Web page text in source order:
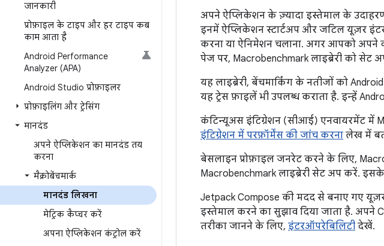
जानकारी
प्रोफ़ाइल के टाइप और हर टाइप कब
काम आता है
Android Performance
Analyzer (APA)
Android Studio प्रोफ़ाइलर
प्रोफ़ाइलिंग और ट्रेसिंग
मानदंड
अपने ऐप्लिकेशन का मानदंड तय
करना
मैक्रोबेंचमार्क
मानदंड लिखना
मेट्रिक कैप्चर करें
अपना ऐप्लिकेशन कंट्रोल करें
अपने ऐप्लिकेशन के ज़्यादा इस्तेमाल के
इनमें ऐप्लिकेशन स्टार्टअप और जटिल यूज़र
करना या ऐनिमेशन चलाना. अगर आपको अपने
पेज पर, Macrobenchmark लाइब्रेरी को सेट
यह लाइब्रेरी, बेंचमार्किंग के नतीजों को
यह ट्रेस फ़ाइलें भी उपलब्ध कराता है. इन्हें
कंटिन्यूअस इंटिग्रेशन (सीआई) एनवायरमेंट में
इंटिग्रेशन में परफ़ॉर्मेंस की जांच करना लेख में
बेसलाइन प्रोफ़ाइल जनरेट करने के लिए,
Macrobenchmark लाइब्रेरी सेट अप करें.
Jetpack Compose की मदद से बनाए गए
इस्तेमाल करने का सुझाव दिया जाता है. अपने
तरीका जानने के लिए, इंटरऑपरेबिलिटी देखें.